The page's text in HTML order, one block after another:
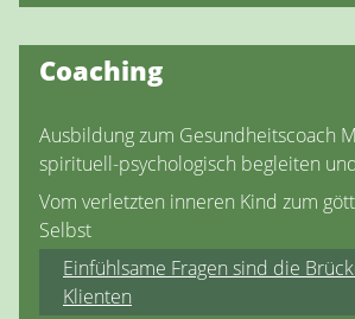
Coaching
Ausbildung zum Gesundheitscoach
spirituell-psychologisch begleiten
Vom verletzten inneren Kind zum
Selbst
Einfühlsame Fragen sind die
Klienten